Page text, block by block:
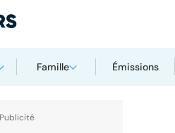
Famille Émissions